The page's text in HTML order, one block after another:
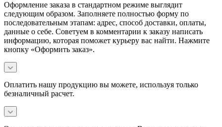
Оформление заказа в стандартном режиме выглядит
следующим образом. Заполняете полностью форму по
последовательным этапам: адрес, способ доставки, оплаты,
данные о себе. Советуем в комментарии к заказу написать
информацию, которая поможет курьеру вас найти. Нажмите
кнопку «Оформить заказ».
Оплатить нашу продукцию вы можете, используя только
безналичный расчет.